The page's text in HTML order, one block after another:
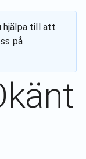
hjälpa till att
på